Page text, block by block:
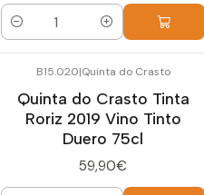
Cantidad
B15.020|Quinta do Crasto
Quinta do Crasto Tinta
Roriz 2019 Vino Tinto
Duero 75cl
59,90€